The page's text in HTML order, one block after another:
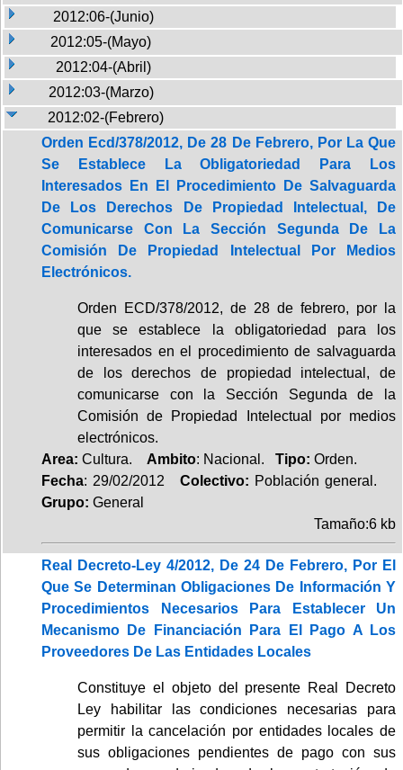
2012:06-(Junio)
2012:05-(Mayo)
2012:04-(Abril)
2012:03-(Marzo)
2012:02-(Febrero)
Orden Ecd/378/2012, De 28 De Febrero, Por La Que
Se Establece La Obligatoriedad Para Los
Interesados En El Procedimiento De Salvaguarda
De Los Derechos De Propiedad Intelectual, De
Comunicarse Con La Sección Segunda De La
Comisión De Propiedad Intelectual Por Medios
Electrónicos.
Orden ECD/378/2012, de 28 de febrero, por la
que se establece la obligatoriedad para los
interesados en el procedimiento de salvaguarda
de los derechos de propiedad intelectual, de
comunicarse con la Sección Segunda de la
Comisión de Propiedad Intelectual por medios
electrónicos.
Area: Cultura. Ambito: Nacional. Tipo: Orden.
Fecha: 29/02/2012 Colectivo: Población general.
Grupo: General
Tamaño:6 kb
Real Decreto-Ley 4/2012, De 24 De Febrero, Por El
Que Se Determinan Obligaciones De Información Y
Procedimientos Necesarios Para Establecer Un
Mecanismo De Financiación Para El Pago A Los
Proveedores De Las Entidades Locales
Constituye el objeto del presente Real Decreto
Ley habilitar las condiciones necesarias para
permitir la cancelación por entidades locales de
sus obligaciones pendientes de pago con sus